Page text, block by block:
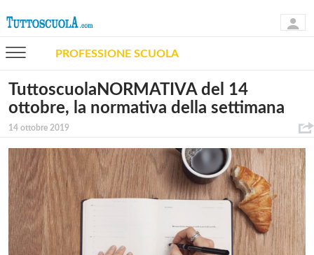
PROFESSIONE SCUOLA
TuttoscuolaNORMATIVA del 14
ottobre, la normativa della settimana
14 ottobre 2019